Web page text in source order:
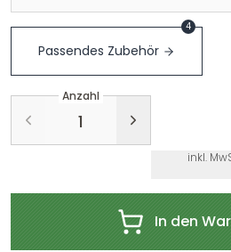
Passendes Zubehör
4
Anzahl
inkl.
In den